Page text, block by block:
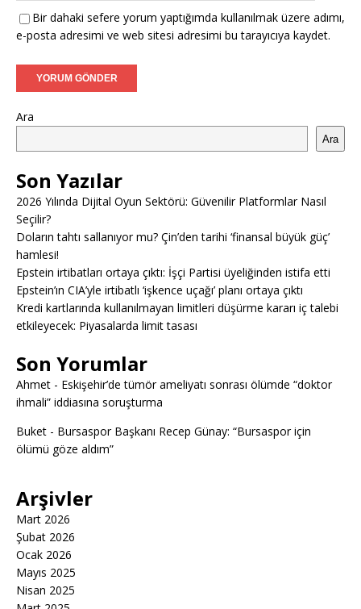
Bir dahaki sefere yorum yaptığımda kullanılmak üzere adımı,
e-posta adresimi ve web sitesi adresimi bu tarayıcıya kaydet.
Ara
Ara
Son Yazılar
2026 Yılında Dijital Oyun Sektörü: Güvenilir Platformlar Nasıl
Seçilir?
Doların tahtı sallanıyor mu? Çin’den tarihi ‘finansal büyük güç’
hamlesi!
Epstein irtibatları ortaya çıktı: İşçi Partisi üyeliğinden istifa etti
Epstein’ın CIA’yle irtibatlı ‘işkence uçağı’ planı ortaya çıktı
Kredi kartlarında kullanılmayan limitleri düşürme kararı iç talebi
etkileyecek: Piyasalarda limit tasası
Son Yorumlar
Ahmet - Eskişehir’de tümör ameliyatı sonrası ölümde “doktor
ihmali” iddiasına soruşturma
Buket - Bursaspor Başkanı Recep Günay: “Bursaspor için
ölümü göze aldım”
Arşivler
Mart 2026
Şubat 2026
Ocak 2026
Mayıs 2025
Nisan 2025